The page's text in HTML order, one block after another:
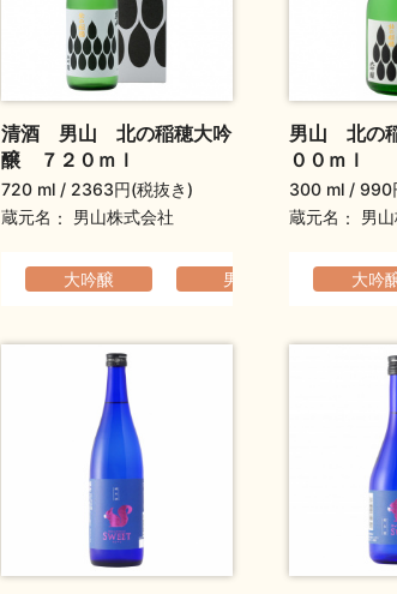
母の日ギフト 敬老の日ギフト
香りの高い 華やか 元旦
清酒 男山 北の稲穂大吟
醸 ７２０ｍｌ
720 ml
2363円(税抜き)
蔵元名
男山株式会社
大吟醸 男山 香り
男山 北の
００ｍｌ
300 ml
990
蔵元名
男
大吟